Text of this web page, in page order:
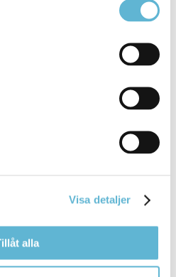
Visa detaljer
alla
skolfrånvaro
och är en del av det